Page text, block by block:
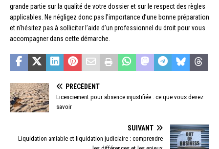
grande partie sur la qualité de votre dossier et sur le respect des règles
applicables. Ne négligez donc pas l’importance d’une bonne préparation
et n’hésitez pas à solliciter l’aide d’un professionnel du droit pour vous
accompagner dans cette démarche.
PRÉCÉDENT
Licenciement pour absence injustifiée : ce que vous devez
savoir
SUIVANT
Liquidation amiable et liquidation judiciaire : comprendre